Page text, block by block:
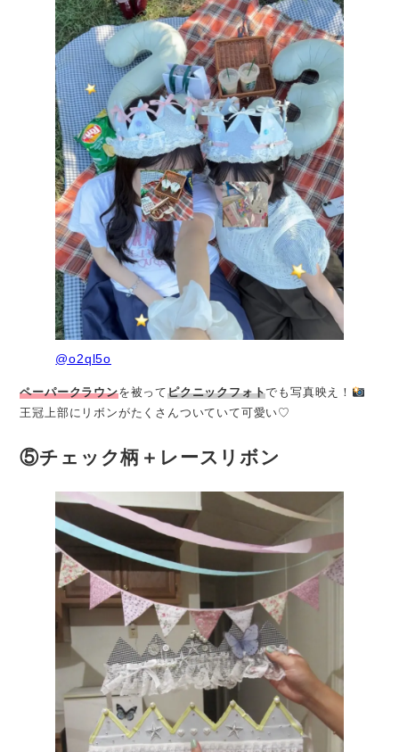
@o2ql5o
ペーパークラウンを被ってピクニックフォトでも写真映え！
王冠上部にリボンがたくさんついていて可愛い♡
⑤チェック柄＋レースリボン